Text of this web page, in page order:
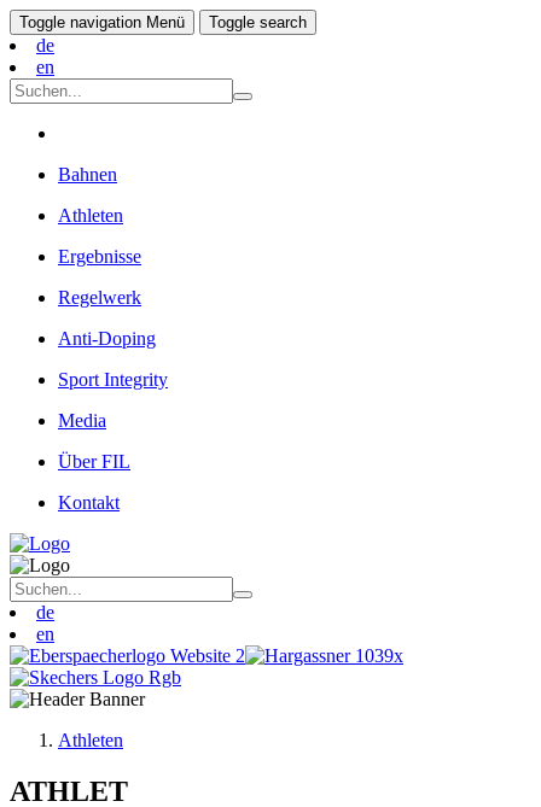
Toggle navigation Menü Toggle search
de
en
Bahnen
Athleten
Ergebnisse
Regelwerk
Anti-Doping
Sport Integrity
Media
Über FIL
Kontakt
de
en
Athleten
ATHLET